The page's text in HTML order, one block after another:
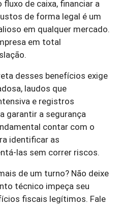
de caixa, financiar a
de forma legal é um
em qualquer mercado.
em total
desses benefícios exige
laudos que
e registros
garantir a segurança
contar com o
identificar as
las sem correr riscos.
de um turno? Não deixe
técnico impeça seu
fiscais legítimos. Fale